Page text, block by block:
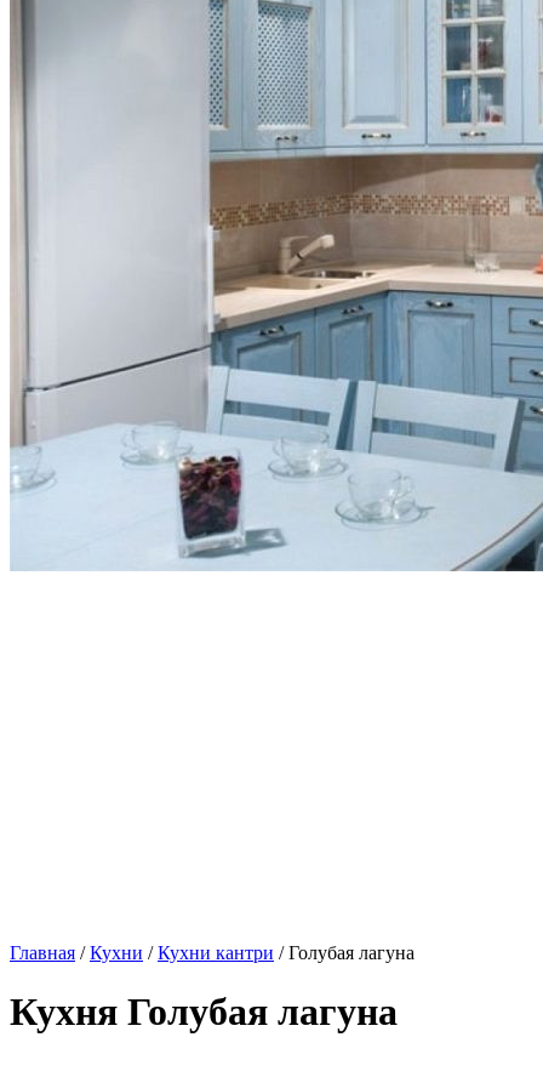
Главная /Кухни /Кухни кантри / Голубая лагуна
Кухня Голубая лагуна